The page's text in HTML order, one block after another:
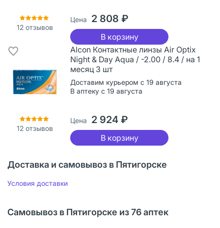
12 отзывов
Цена 2 808 ₽
В корзину
12 отзывов
Alcon Контактные линзы Air Optix
Night & Day Aqua / -2.00 / 8.4 / на 1
месяц 3 шт
Доставим курьером с 19 августа
В аптеку с 19 августа
Цена 2 924 ₽
В корзину
Доставка и самовывоз в Пятигорске
Условия доставки
Самовывоз в Пятигорске из 76 аптек